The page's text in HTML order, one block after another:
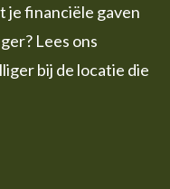
je financiële gaven
Lees ons
bij de locatie die